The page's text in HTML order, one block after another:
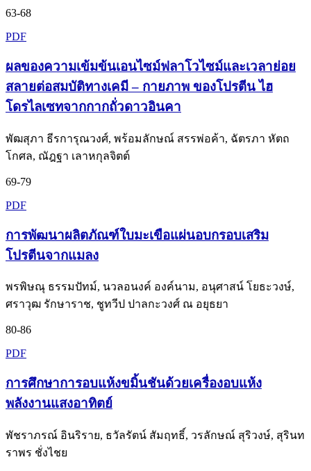
63-68
PDF
ผลของความเข้มข้นเอนไซม์ฟลาโวไซม์และเวลาย่อย
สลายต่อสมบัติทางเคมี – กายภาพ ของโปรตีน ไฮ
โดรไลเซทจากกากถั่วดาวอินคา
พัฒสุภา ธีรการุณวงศ์, พร้อมลักษณ์ สรรพ่อค้า, ฉัตรภา หัตถ
โกศล, ณัฎฐา เลาหกุลจิตต์
69-79
PDF
การพัฒนาผลิตภัณฑ์ใบมะเขือแผ่นอบกรอบเสริม
โปรตีนจากแมลง
พรพิษณุ ธรรมปัทม์, นวลอนงค์ องค์นาม, อนุศาสน์ โยธะวงษ์,
ศราวุฒ รักษาราช, ชูทวีป ปาลกะวงศ์ ณ อยุธยา
80-86
PDF
การศึกษาการอบแห้งขมิ้นชันด้วยเครื่องอบแห้ง
พลังงานแสงอาทิตย์
พัชราภรณ์ อินริราย, ธวัลรัตน์ สัมฤทธิ์, วรลักษณ์ สุริวงษ์, สุรินท
ราพร ชั่งไชย